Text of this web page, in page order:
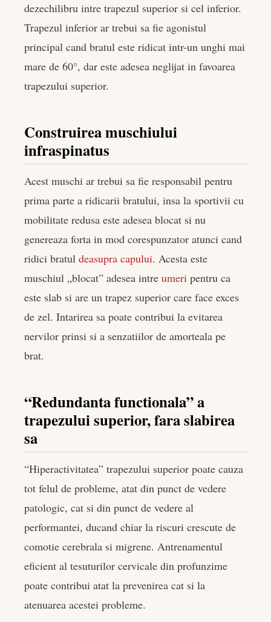
dezechilibru intre trapezul superior si cel inferior.
Trapezul inferior ar trebui sa fie agonistul
principal cand bratul este ridicat intr-un unghi mai
mare de 60°, dar este adesea neglijat in favoarea
trapezului superior.
Construirea muschiului
infraspinatus
Acest muschi ar trebui sa fie responsabil pentru
prima parte a ridicarii bratului, insa la sportivii cu
mobilitate redusa este adesea blocat si nu
genereaza forta in mod corespunzator atunci cand
ridici bratul deasupra capului. Acesta este
muschiul „blocat” adesea intre umeri pentru ca
este slab si are un trapez superior care face exces
de zel. Intarirea sa poate contribui la evitarea
nervilor prinsi si a senzatiilor de amorteala pe
brat.
“Redundanta functionala” a
trapezului superior, fara slabirea
sa
“Hiperactivitatea” trapezului superior poate cauza
tot felul de probleme, atat din punct de vedere
patologic, cat si din punct de vedere al
performantei, ducand chiar la riscuri crescute de
comotie cerebrala si migrene. Antrenamentul
eficient al tesuturilor cervicale din profunzime
poate contribui atat la prevenirea cat si la
atenuarea acestei probleme.